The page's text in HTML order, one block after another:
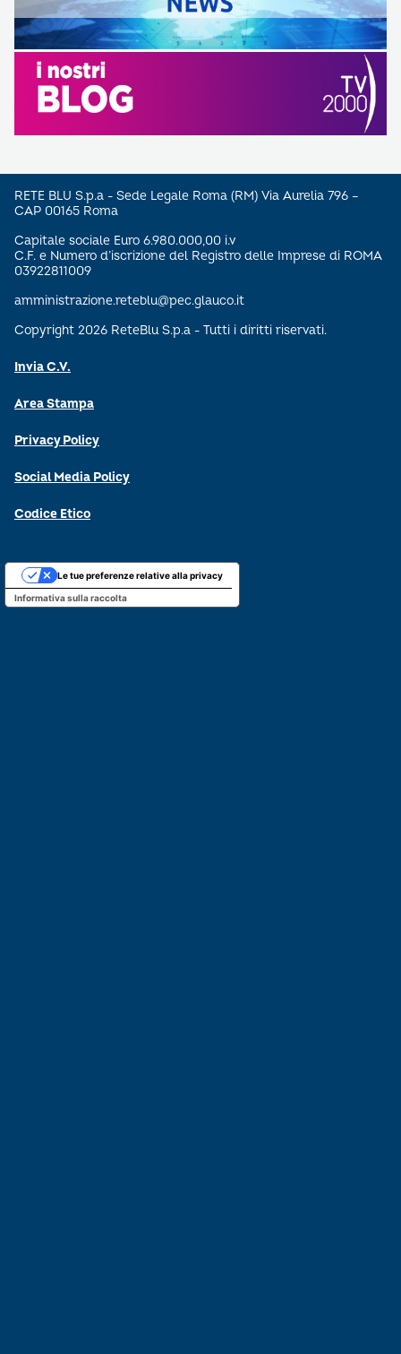
RETE BLU S.p.a - Sede Legale Roma (RM) Via Aurelia 796 –
CAP 00165 Roma
Capitale sociale Euro 6.980.000,00 i.v
C.F. e Numero d’iscrizione del Registro delle Imprese di ROMA
03922811009
amministrazione.reteblu@pec.glauco.it
Copyright 2026 ReteBlu S.p.a - Tutti i diritti riservati.
Invia C.V.
Area Stampa
Privacy Policy
Social Media Policy
Codice Etico
Informativa sulla raccolta
Le tue preferenze relative alla privacy